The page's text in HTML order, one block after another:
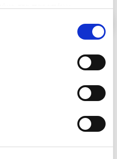
από τα παρακάτω με την
να ενημερωθείτε σχετικά με